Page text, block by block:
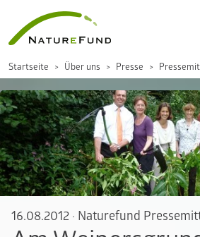
Startseite Über uns Presse
16.08.2012 · Naturefund